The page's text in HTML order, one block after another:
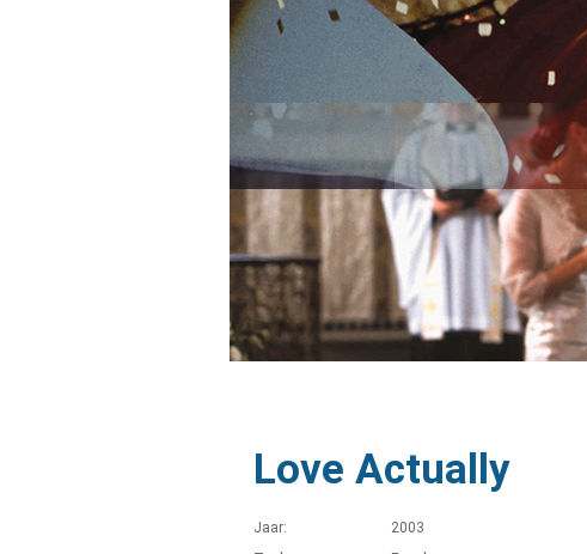
Love Actually
Jaar:
2003